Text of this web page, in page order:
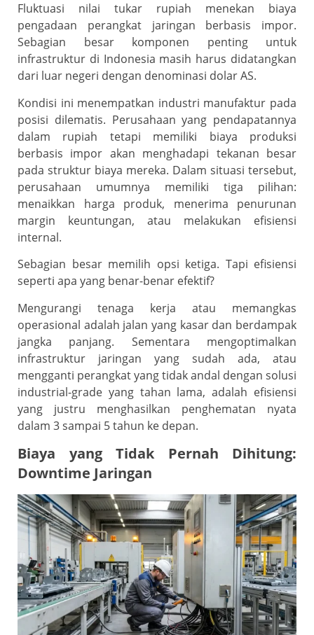
Fluktuasi nilai tukar rupiah menekan biaya
pengadaan perangkat jaringan berbasis impor.
Sebagian besar komponen penting untuk
infrastruktur di Indonesia masih harus didatangkan
dari luar negeri dengan denominasi dolar AS.
Kondisi ini menempatkan industri manufaktur pada
posisi dilematis. Perusahaan yang pendapatannya
dalam rupiah tetapi memiliki biaya produksi
berbasis impor akan menghadapi tekanan besar
pada struktur biaya mereka. Dalam situasi tersebut,
perusahaan umumnya memiliki tiga pilihan:
menaikkan harga produk, menerima penurunan
margin keuntungan, atau melakukan efisiensi
internal.
Sebagian besar memilih opsi ketiga. Tapi efisiensi
seperti apa yang benar-benar efektif?
Mengurangi tenaga kerja atau memangkas
operasional adalah jalan yang kasar dan berdampak
jangka panjang. Sementara mengoptimalkan
infrastruktur jaringan yang sudah ada, atau
mengganti perangkat yang tidak andal dengan solusi
industrial-grade yang tahan lama, adalah efisiensi
yang justru menghasilkan penghematan nyata
dalam 3 sampai 5 tahun ke depan.
Biaya yang Tidak Pernah Dihitung:
Downtime Jaringan